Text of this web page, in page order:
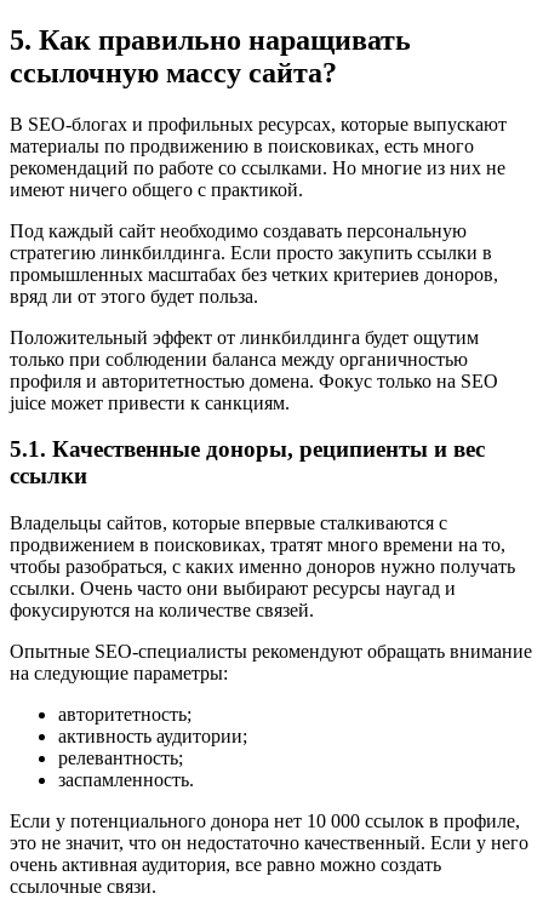
5. Как правильно наращивать
ссылочную массу сайта?
В SEO-блогах и профильных ресурсах, которые выпускают
материалы по продвижению в поисковиках, есть много
рекомендаций по работе со ссылками. Но многие из них не
имеют ничего общего с практикой.
Под каждый сайт необходимо создавать персональную
стратегию линкбилдинга. Если просто закупить ссылки в
промышленных масштабах без четких критериев доноров,
вряд ли от этого будет польза.
Положительный эффект от линкбилдинга будет ощутим
только при соблюдении баланса между органичностью
профиля и авторитетностью домена. Фокус только на SEO
juice может привести к санкциям.
5.1. Качественные доноры, реципиенты и вес
ссылки
Владельцы сайтов, которые впервые сталкиваются с
продвижением в поисковиках, тратят много времени на то,
чтобы разобраться, с каких именно доноров нужно получать
ссылки. Очень часто они выбирают ресурсы наугад и
фокусируются на количестве связей.
Опытные SEO-специалисты рекомендуют обращать внимание
на следующие параметры:
авторитетность;
активность аудитории;
релевантность;
заспамленность.
Если у потенциального донора нет 10 000 ссылок в профиле,
это не значит, что он недостаточно качественный. Если у него
очень активная аудитория, все равно можно создать
ссылочные связи.